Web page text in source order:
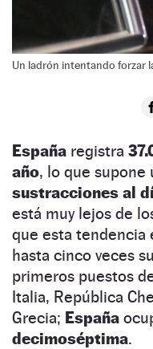
Un ladrón intentando forzar
España registra
año, lo que supone
sustracciones al
está muy lejos de
que esta tendencia
hasta cinco veces
primeros puestos
Italia, República
Grecia; España
decimoséptima.